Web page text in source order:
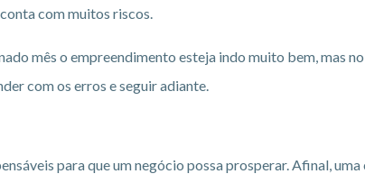
com muitos riscos.
mês o empreendimento esteja indo muito bem, mas
com os erros e seguir adiante.
para que um negócio possa prosperar. Afinal,